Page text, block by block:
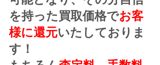
を持った買取価格でお客
様に還元いたしておりま
す！